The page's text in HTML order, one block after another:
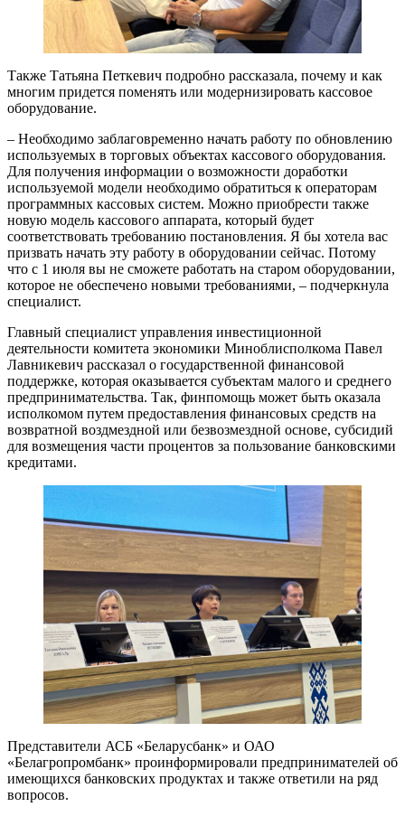
Также Татьяна Петкевич подробно рассказала, почему и как
многим придется поменять или модернизировать кассовое
оборудование.
– Необходимо заблаговременно начать работу по обновлению
используемых в торговых объектах кассового оборудования.
Для получения информации о возможности доработки
используемой модели необходимо обратиться к операторам
программных кассовых систем. Можно приобрести также
новую модель кассового аппарата, который будет
соответствовать требованию постановления. Я бы хотела вас
призвать начать эту работу в оборудовании сейчас. Потому
что с 1 июля вы не сможете работать на старом оборудовании,
которое не обеспечено новыми требованиями, – подчеркнула
специалист.
Главный специалист управления инвестиционной
деятельности комитета экономики Миноблисполкома Павел
Лавникевич рассказал о государственной финансовой
поддержке, которая оказывается субъектам малого и среднего
предпринимательства. Так, финпомощь может быть оказала
исполкомом путем предоставления финансовых средств на
возвратной воздмездной или безвозмездной основе, субсидий
для возмещения части процентов за пользование банковскими
кредитами.
Представители АСБ «Беларусбанк» и ОАО
«Белагропромбанк» проинформировали предпринимателей об
имеющихся банковских продуктах и также ответили на ряд
вопросов.